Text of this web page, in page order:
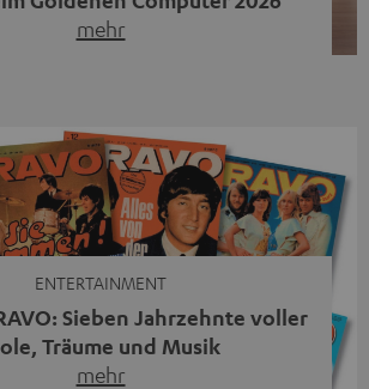
mehr
vereint hochwertige HiFi-Technik,
Funktionen und hohe Flexibilität in
Gerät – und zeigt, dass man für großen
klassische HiFi-Anlage mehr braucht.
ENTERTAINMENT
Sieben Jahrzehnte voller
Träume und Musik
mehr